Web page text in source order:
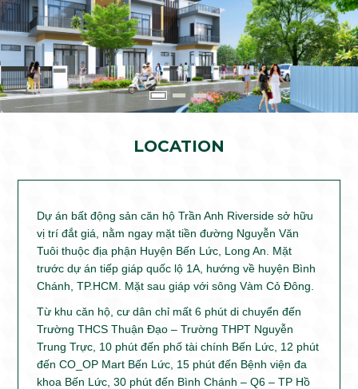
LOCATION
Dự án bất động sản căn hộ Trần Anh Riverside sở hữu
vị trí đắt giá, nằm ngay mặt tiền đường Nguyễn Văn
Tuôi thuộc địa phận Huyện Bến Lức, Long An. Mặt
trước dự án tiếp giáp quốc lộ 1A, hướng về huyện Bình
Chánh, TP.HCM. Mặt sau giáp với sông Vàm Cỏ Đông.
Từ khu căn hộ, cư dân chỉ mất 6 phút di chuyển đến
Trường THCS Thuận Đạo – Trường THPT Nguyễn
Trung Trực, 10 phút đến phố tài chính Bến Lức, 12 phút
đến CO_OP Mart Bến Lức, 15 phút đến Bệnh viện đa
khoa Bến Lức, 30 phút đến Bình Chánh – Q6 – TP Hồ